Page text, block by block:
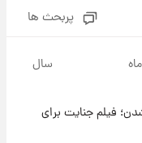
پربحث ها
ماه سال
فیلم جنایت برای